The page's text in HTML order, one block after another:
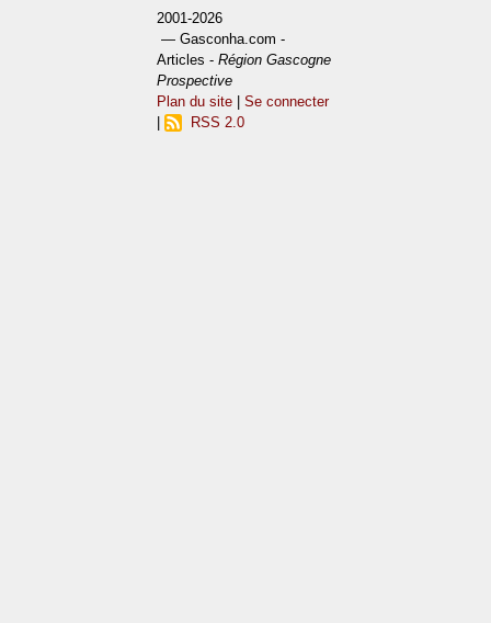
2001-2026
— Gasconha.com -
Articles -Région Gascogne
Prospective
Plan du site |Se connecter
RSS 2.0